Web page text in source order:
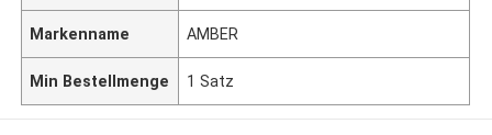
Markenname AMBER
Min Bestellmenge 1 Satz